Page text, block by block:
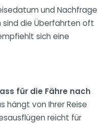
und Nachfrage
sind die Überfahrten oft
sich eine
für die Fähre nach
hängt von Ihrer Reise
reicht für